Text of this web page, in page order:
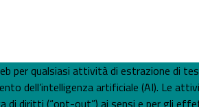
qualsiasi attività di estrazione di
dell’intelligenza artificiale (AI). Le
di diritti (“opt-out”) ai sensi e per gli